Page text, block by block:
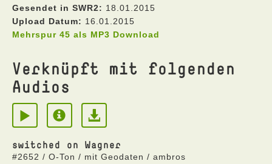
Gesendet in SWR2: 18.01.2015
Upload Datum: 16.01.2015
Mehrspur 45 als MP3 Download
Verknüpft mit folgenden
Audios
switched on Wagner
#2652 / O-Ton / mit Geodaten / ambros